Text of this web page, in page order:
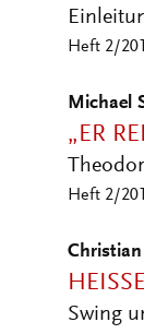
Heft 2/
Michael
„ER
Heft 2/
Swing